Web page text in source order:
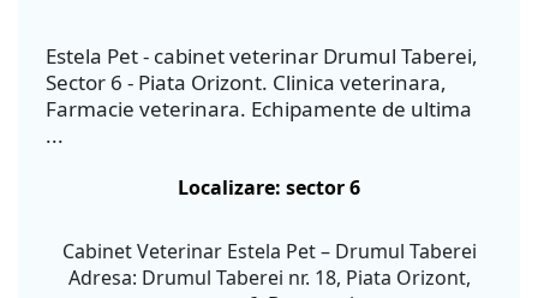
Estela Pet - cabinet veterinar Drumul Taberei,
Sector 6 - Piata Orizont. Clinica veterinara,
Farmacie veterinara. Echipamente de ultima
...
Localizare: sector 6
Cabinet Veterinar Estela Pet – Drumul Taberei
Adresa: Drumul Taberei nr. 18, Piata Orizont,